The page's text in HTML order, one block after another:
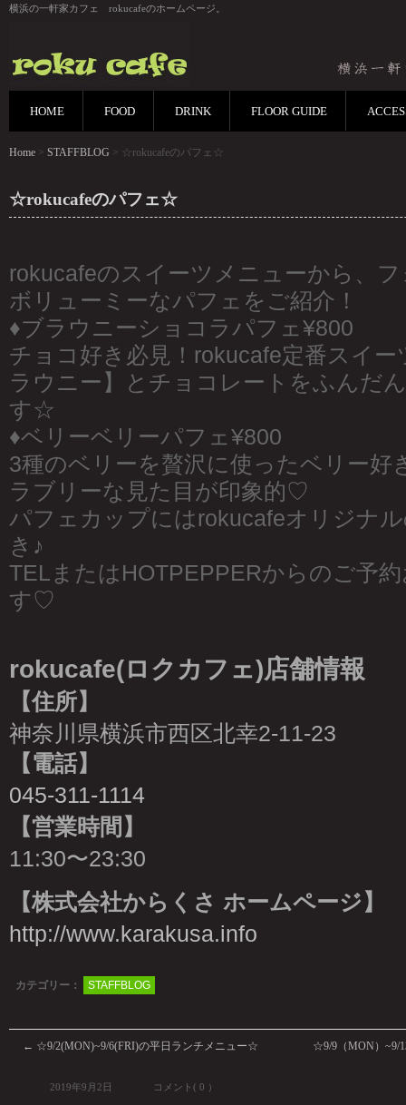
横浜の一軒家カフェ rokucafeのホームページ。
HOME FOOD DRINK FLOOR GUIDE
Home > STAFFBLOG > ☆rokucafeのパフェ☆
☆rokucafeのパフェ☆
rokucafeのスイーツメニューから、
ボリューミーなパフェをご紹介！
♦︎ブラウニーショコラパフェ¥800
チョコ好き必見！rokucafe定番スイ
ラウニー】とチョコレートをふんだ
す☆
♦︎ベリーベリーパフェ¥800
3種のベリーを贅沢に使ったベリー好
ラブリーな見た目が印象的♡
パフェカップにはrokucafeオリジナ
き♪
TELまたはHOTPEPPERからのご予
す♡
rokucafe(ロクカフェ)店舗情報
【住所】
神奈川県横浜市西区北幸2-11-23
【電話】
045-311-1114
【営業時間】
11:30〜23:30
【株式会社からくさ ホームページ】
http://www.karakusa.info
カテゴリー： STAFFBLOG
← ☆9/2(MON)~9/6(FRI)の平日ランチメニュー☆ ☆9/9（MON）~9/
2019年9月2日 コメント( 0 ）